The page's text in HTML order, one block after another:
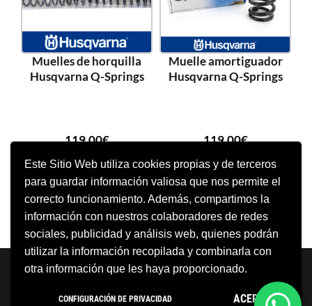
Este Sitio Web utiliza cookies propias y de terceros
para guardar información valiosa que nos permite el
correcto funcionamiento. Además, compartimos la
información con nuestros colaboradores de redes
sociales, publicidad y análisis web, quienes podrán
utilizar la información recopilada y combinarla con
otra información que les haya proporcionado.
CONFIGURACIÓN DE PRIVACIDAD ACEPTO
Muelles de horquilla
Husqvarna Q-Springs
119,00€
SELECCIONAR OPCIONES
Muelle amortiguador
Husqvarna Q-Springs
119,00€
SELECCIONAR OPCIONES
Neve | Funciona gracias a WordPress